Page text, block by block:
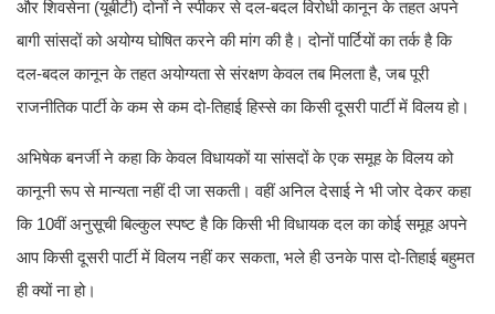
और शिवसेना (यूबीटी) दोनों ने स्पीकर से दल-बदल विरोधी कानून के तहत अपने
बागी सांसदों को अयोग्य घोषित करने की मांग की है। दोनों पार्टियों का तर्क है कि
दल-बदल कानून के तहत अयोग्यता से संरक्षण केवल तब मिलता है, जब पूरी
राजनीतिक पार्टी के कम से कम दो-तिहाई हिस्से का किसी दूसरी पार्टी में विलय हो।
अभिषेक बनर्जी ने कहा कि केवल विधायकों या सांसदों के एक समूह के विलय को
कानूनी रूप से मान्यता नहीं दी जा सकती। वहीं अनिल देसाई ने भी जोर देकर कहा
कि 10वीं अनुसूची बिल्कुल स्पष्ट है कि किसी भी विधायक दल का कोई समूह अपने
आप किसी दूसरी पार्टी में विलय नहीं कर सकता, भले ही उनके पास दो-तिहाई बहुमत
ही क्यों ना हो।